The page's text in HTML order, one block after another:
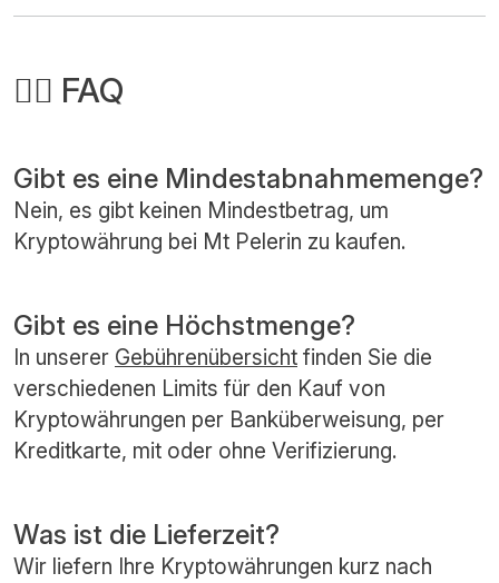
🙋‍♂️ FAQ
Gibt es eine Mindestabnahmemenge?
Nein, es gibt keinen Mindestbetrag, um
Kryptowährung bei Mt Pelerin zu kaufen.
Gibt es eine Höchstmenge?
In unserer Gebührenübersicht finden Sie die
verschiedenen Limits für den Kauf von
Kryptowährungen per Banküberweisung, per
Kreditkarte, mit oder ohne Verifizierung.
Was ist die Lieferzeit?
Wir liefern Ihre Kryptowährungen kurz nach